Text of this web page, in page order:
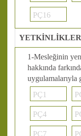
PÇ16
YETKİNLİKLER
1-Mesleğinin
hakkında
uygulamalarıyla
PÇ1
PÇ4
PÇ7